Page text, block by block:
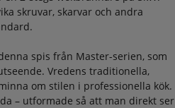
skruvar, skarvar och andra
spis från Master-serien, som
Vredens traditionella,
om stilen i professionella kök.
– utformade så att man direkt ser